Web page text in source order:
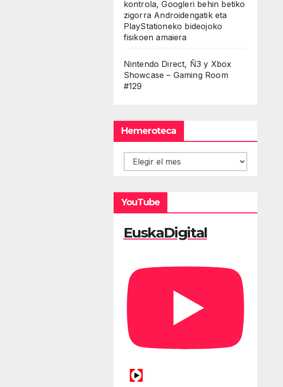
kontrola, Googleri behin betiko
zigorra Androidengatik eta
PlayStationeko bideojoko
fisikoen amaiera
Nintendo Direct, Ñ3 y Xbox
Showcase – Gaming Room
#129
Hemeroteca
Hemeroteca
YouTube
EuskaDigital